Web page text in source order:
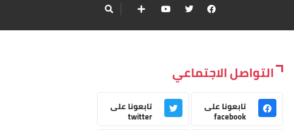
التواصل الاجتماعي
تابعونا على
facebook
تابعونا على
twitter